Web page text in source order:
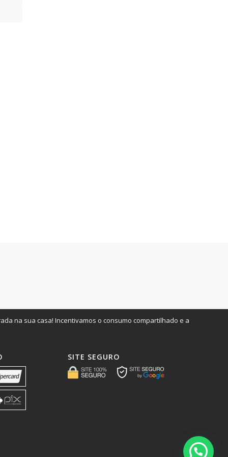
na sua casa! Incentivamos o consumo compartilhado e a
SITE SEGURO